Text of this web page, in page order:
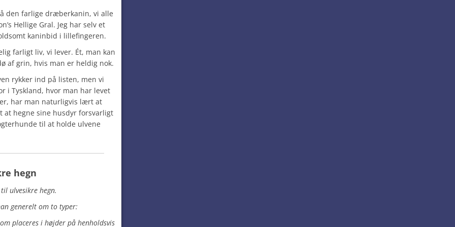
den farlige dræberkanin, vi alle
Hellige Gral. Jeg har selv et
kaninbid i lillefingeren.
farligt liv, vi lever. Ét, man kan
af grin, hvis man er heldig nok.
rykker ind på listen, men vi
i Tyskland, hvor man har levet
har man naturligvis lært at
hegne sine husdyr forsvarligt
til at holde ulvene
hegn
ulvesikre hegn.
generelt om to typer:
placeres i højder på henholdsvis